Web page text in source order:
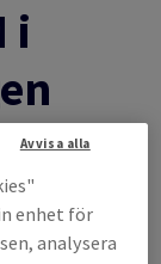
i
nu
enhet för
analysera
Avvisa alla